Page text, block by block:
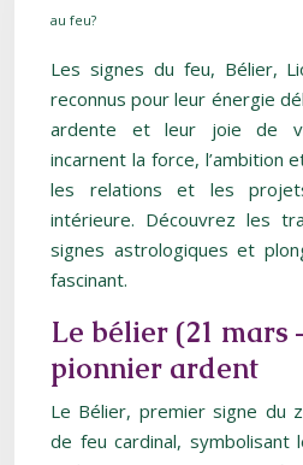
au feu?
Les signes du feu, Bélier,
reconnus pour leur énergie
ardente et leur joie de
incarnent la force, l’ambition
les relations et les
intérieure. Découvrez les
signes astrologiques et
fascinant.
Le bélier (21 mars
pionnier ardent
Le Bélier, premier signe du
de feu cardinal, symbolisant